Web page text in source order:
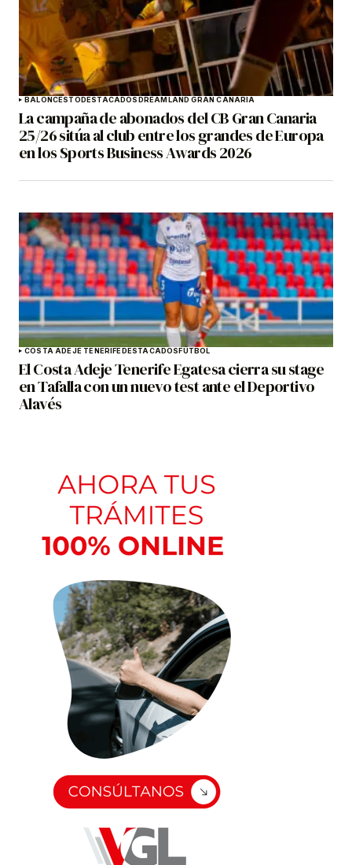
BALONCESTODESTACADOSDREAMLAND GRAN CANARIA
La campaña de abonados del CB Gran Canaria
25/26 sitúa al club entre los grandes de Europa
en los Sports Business Awards 2026
COSTA ADEJE TENERIFEDESTACADOSFÚTBOL
El Costa Adeje Tenerife Egatesa cierra su stage
en Tafalla con un nuevo test ante el Deportivo
Alavés